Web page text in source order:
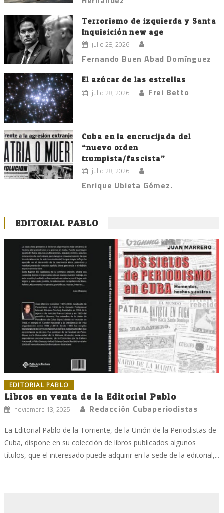
Terrorismo de izquierda y Santa
Inquisición new age
julio 28, 2026
Fernando Buen Abad Domínguez
El azúcar de las estrellas
julio 28, 2026 Frei Betto
Cuba en la encrucijada del
“nuevo orden
trumpista/fascista”
julio 28, 2026
Enrique Ubieta Gómez.
EDITORIAL PABLO
EDITORIAL PABLO
Libros en venta de la Editorial Pablo
noviembre 13, 2025 Redacción Cubaperiodistas
La Editorial Pablo de la Torriente, de la Unión de la Periodistas de
Cuba, dispone en su colección de libros publicados algunos
títulos, que el interesado puede adquirir en la sede de la editorial,...